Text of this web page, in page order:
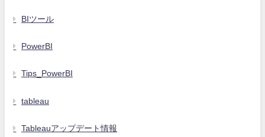
BIツール
PowerBI
Tips_PowerBI
tableau
Tableauアップデート情報